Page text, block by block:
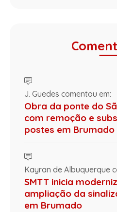
J. Guedes comentou em:
Obra da ponte do
com remoção e
postes em Brumado
Kayran de Albuquerque
SMTT inicia
ampliação da
em Brumado